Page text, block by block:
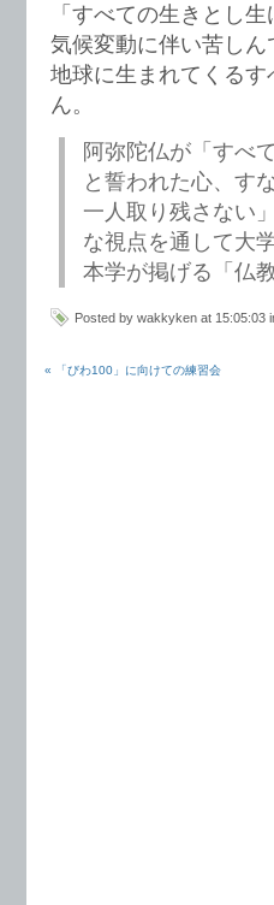
「すべての生きとし
気候変動に伴い苦し
地球に生まれてくる
ん。
阿弥陀仏が「すべ
と誓われた心、す
一人取り残さない
な視点を通して大
本学が掲げる「仏
Posted by wakkyken at 15:05:03
« 「びわ100」に向けての練習会